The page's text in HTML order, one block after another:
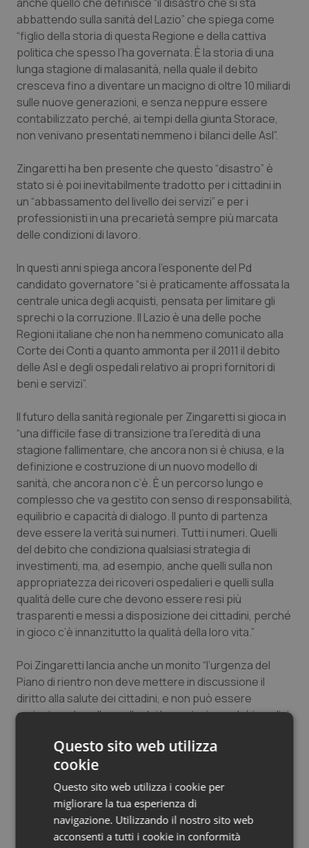
Psoriasi & pelle
Quotidiano Cardiologia
Quotidiano Chirurgia
Quotidiano Oncologia
Quotidiano Pediatria
Rene & patologie urogenitali
Sangue & coagulazione
Tiroide
Tumore al seno
Tumore ovarico
Tumori del Polmone & Testa Collo
Tumori gastrointestinali
Ulcera & Reflusso
Vaccini
abbattendo sulla sanità del Lazio” che spiega come
“figlio della storia di questa Regione e della cattiva
politica che spesso l’ha governata. È la storia di una
lunga stagione di malasanità, nella quale il debito
cresceva fino a diventare un macigno di oltre 10 miliardi
sulle nuove generazioni, e senza neppure essere
contabilizzato perché, ai tempi della giunta Storace,
non venivano presentati nemmeno i bilanci delle Asl”.
Zingaretti ha ben presente che questo “disastro” è
stato si è poi inevitabilmente tradotto per i cittadini in
un “abbassamento del livello dei servizi” e per i
professionisti in una precarietà sempre più marcata
delle condizioni di lavoro.
In questi anni spiega ancora l’esponente del Pd
candidato governatore “si è praticamente affossata la
centrale unica degli acquisti, pensata per limitare gli
sprechi o la corruzione. Il Lazio è una delle poche
Regioni italiane che non ha nemmeno comunicato alla
Corte dei Conti a quanto ammonta per il 2011 il debito
delle Asl e degli ospedali relativo ai propri fornitori di
beni e servizi”.
Il futuro della sanità regionale per Zingaretti si gioca in
“una difficile fase di transizione tra l’eredità di una
stagione fallimentare, che ancora non si è chiusa, e la
definizione e costruzione di un nuovo modello di
sanità, che ancora non c’è. È un percorso lungo e
complesso che va gestito con senso di responsabilità,
equilibrio e capacità di dialogo. Il punto di partenza
deve essere la verità sui numeri. Tutti i numeri. Quelli
del debito che condiziona qualsiasi strategia di
investimenti, ma, ad esempio, anche quelli sulla non
appropriatezza dei ricoveri ospedalieri e quelli sulla
qualità delle cure che devono essere resi più
trasparenti e messi a disposizione dei cittadini, perché
in gioco c’è innanzitutto la qualità della loro vita.”
Poi Zingaretti lancia anche un monito “l’urgenza del
Piano di rientro non deve mettere in discussione il
diritto alla salute dei cittadini, e non può essere
caricato solo sulle spalle dei lavoratori, perché i medici
sistema di cure adeguato. Difesa del lavoro e delle
competenze professionali non significa postulare
l’intangibilità di ogni struttura ospedaliera esistente: la
rete ospedaliera del Lazio è fortemente squilibrata,
con un’eccessiva concentrazione in alcuni aree
urbane di Roma e forti lacune in altre, fino alla
Questo sito web utilizza
cookie
Questo sito web utilizza i cookie per
migliorare la tua esperienza di
navigazione. Utilizzando il nostro sito web
acconsenti a tutti i cookie in conformità